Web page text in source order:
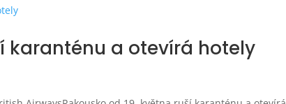
karanténu a otevírá hotely